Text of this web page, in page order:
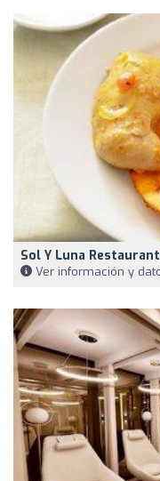
Sol Y Luna
Ver información y